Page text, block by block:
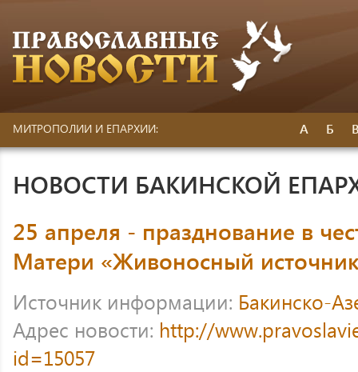
МИТРОПОЛИИ И ЕПАРХИИ: А Б
НОВОСТИ БАКИНСКОЙ
25 апреля - празднование в
Матери «Живоносный
Источник информации: Бакинско-
Адрес новости: http://
id=15057